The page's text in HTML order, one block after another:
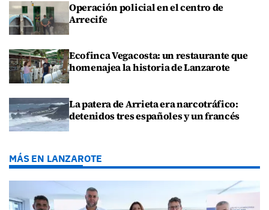
Operación policial en el centro de
Arrecife
Ecofinca Vegacosta: un restaurante que
homenajea la historia de Lanzarote
La patera de Arrieta era narcotráfico:
detenidos tres españoles y un francés
MÁS EN LANZAROTE